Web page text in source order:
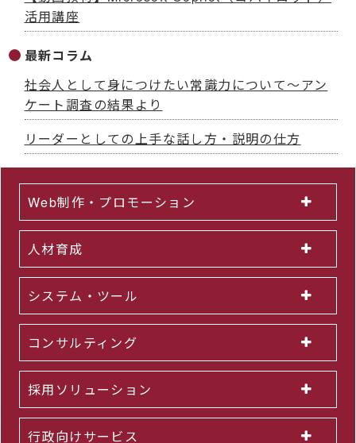
活用講座
最新コラム
社会人として身につけたい常識力について～アン
ケート調査の結果より
リーダーとしての上手な話し方・説明の仕方
Web制作・プロモーション
人材育成
システム・ツール
コンサルティング
採用ソリューション
行政向けサービス